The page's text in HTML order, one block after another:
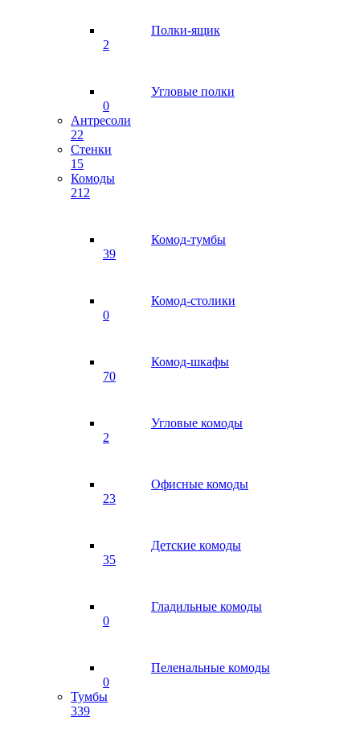
Полки-ящик
2
Угловые полки
0
Антресоли
22
Стенки
15
Комоды
212
Комод-тумбы
39
Комод-столики
0
Комод-шкафы
70
Угловые комоды
2
Офисные комоды
23
Детские комоды
35
Гладильные комоды
0
Пеленальные комоды
0
Тумбы
339